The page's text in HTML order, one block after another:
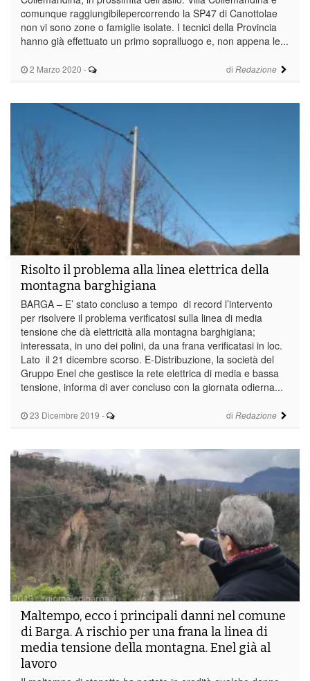
2 Marzo 2020 - di Redazione
comunque raggiungibilepercorrendo la SP47 di Canottolae
non vi sono zone o famiglie isolate. I tecnici della Provincia
hanno già effettuato un primo sopralluogo e, non appena le...
23 Dicembre 2019 - di Redazione
Risolto il problema alla linea elettrica della
montagna barghigiana
BARGA – E’ stato concluso a tempo di record l’intervento
per risolvere il problema verificatosi sulla linea di media
tensione che dà elettricità alla montagna barghigiana;
interessata, in uno dei polini, da una frana verificatasi in loc.
Lato il 21 dicembre scorso. E-Distribuzione, la società del
Gruppo Enel che gestisce la rete elettrica di media e bassa
tensione, informa di aver concluso con la giornata odierna...
Maltempo, ecco i principali danni nel comune
di Barga. A rischio per una frana la linea di
media tensione della montagna. Enel già al
lavoro